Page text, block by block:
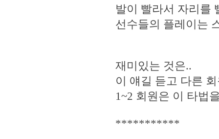
발이 빨라서 자리를
선수들의 플레이는
재미있는 것은..
이 얘길 듣고 다른
1~2 회원은 이 타법
***********